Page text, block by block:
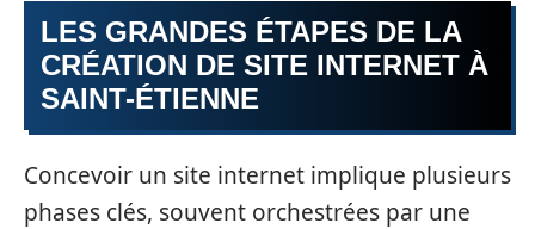
LES GRANDES ÉTAPES DE LA
CRÉATION DE SITE INTERNET À
SAINT-ÉTIENNE
Concevoir un site internet implique plusieurs
phases clés, souvent orchestrées par une